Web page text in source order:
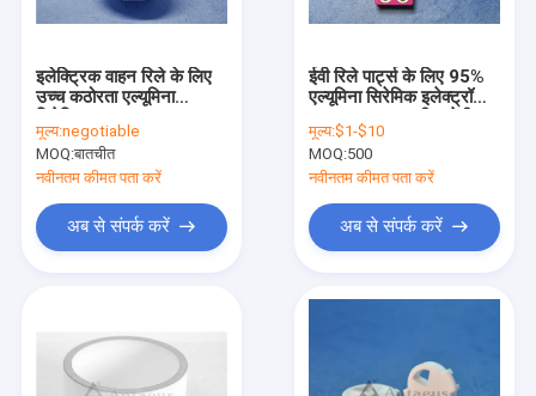
इलेक्ट्रिक वाहन रिले के लिए
उच्च कठोरता एल्यूमिना
मूल्य:negotiable
MOQ:बातचीत
नवीनतम कीमत पता करें
अब से संपर्क करें
ईवी रिले पार्ट्स के लिए 95%
एल्यूमिना सिरेमिक इलेक्ट्रॉनिक
मूल्य:$1-$10
MOQ:500
नवीनतम कीमत पता करें
अब से संपर्क करें